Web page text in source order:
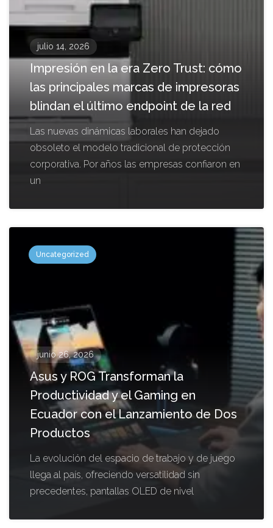
julio 14, 2026
Impresión en la era Zero Trust: cómo
las principales marcas de impresoras
blindan el último endpoint de la red
Las nuevas dinámicas laborales han dejado
obsoleto el modelo tradicional de protección
corporativa. Por años las empresas confiaron en
un
Uncategorized
junio 26, 2026
Asus y ROG Transforman la
Productividad y el Gaming en
Ecuador con el Lanzamiento de Dos
Productos
La evolución del espacio de trabajo y de juego
llega al país, ofreciendo versatilidad sin
precedentes, pantallas OLED de nivel